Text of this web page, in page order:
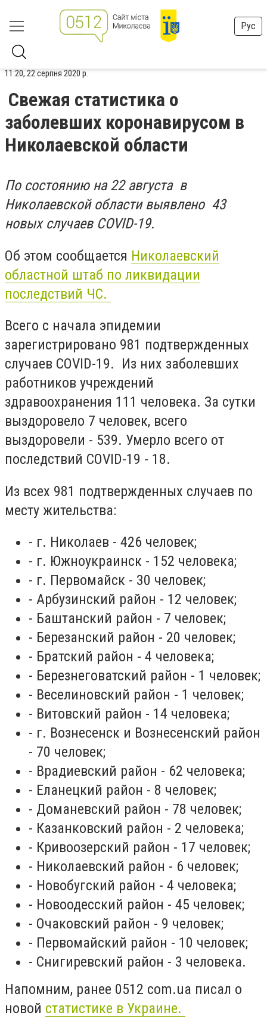
Рус
11:20, 22 серпня 2020 р.
Свежая статистика о
заболевших коронавирусом в
Николаевской области
По состоянию на 22 августа в
Николаевской области выявлено 43
новых случаев COVID-19.
Об этом сообщается Николаевский
областной штаб по ликвидации
последствий ЧС.
Всего с начала эпидемии
зарегистрировано 981 подтвержденных
случаев COVID-19. Из них заболевших
работников учреждений
здравоохранения 111 человека. За сутки
выздоровело 7 человек, всего
выздоровели - 539. Умерло всего от
последствий COVID-19 - 18.
Из всех 981 подтвержденных случаев по
месту жительства:
- г. Николаев - 426 человек;
- г. Южноукраинск - 152 человека;
- г. Первомайск - 30 человек;
- Арбузинский район - 12 человек;
- Баштанский район - 7 человек;
- Березанский район - 20 человек;
- Братский район - 4 человека;
- Березнеговатский район - 1 человек;
- Веселиновский район - 1 человек;
- Витовский район - 14 человека;
- г. Вознесенск и Вознесенский район
- 70 человек;
- Врадиевский район - 62 человека;
- Еланецкий район - 8 человек;
- Доманевский район - 78 человек;
- Казанковский район - 2 человека;
- Кривоозерский район - 17 человек;
- Николаевский район - 6 человек;
- Новобугский район - 4 человека;
- Новоодесский район - 45 человек;
- Очаковский район - 9 человек;
- Первомайский район - 10 человек;
- Снигиревский район - 3 человека.
Напомним, ранее 0512 com.ua писал о
новой статистике в Украине.